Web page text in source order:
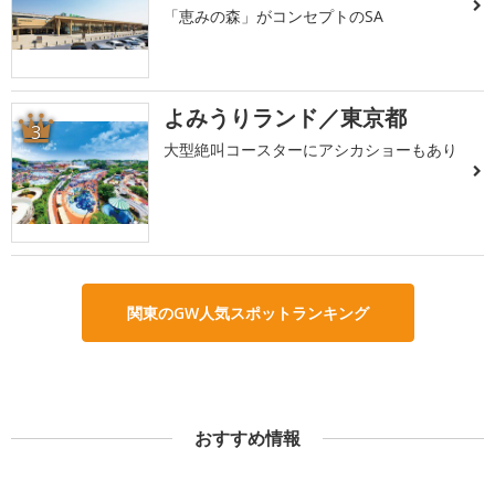
「恵みの森」がコンセプトのSA
3 よみうりランド／東京都
大型絶叫コースターにアシカショーもあり
関東のGW人気スポットランキング
おすすめ情報